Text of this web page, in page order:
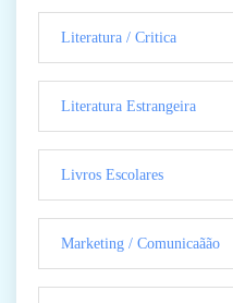
Literatura / Critica
Literatura Estrangeira
Livros Escolares
Marketing / Comunicaãão